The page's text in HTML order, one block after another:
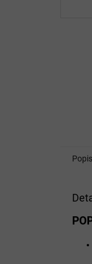
Popis